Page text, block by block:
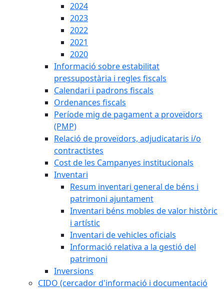
2024
2023
2022
2021
2020
Informació sobre estabilitat
pressupostària i regles fiscals
Calendari i padrons fiscals
Ordenances fiscals
Període mig de pagament a proveïdors
(PMP)
Relació de proveïdors, adjudicataris i/o
contractistes
Cost de les Campanyes institucionals
Inventari
Resum inventari general de béns i
patrimoni ajuntament
Inventari béns mobles de valor històric
i artístic
Inventari de vehicles oficials
Informació relativa a la gestió del
patrimoni
Inversions
CIDO (cercador d'informació i documentació